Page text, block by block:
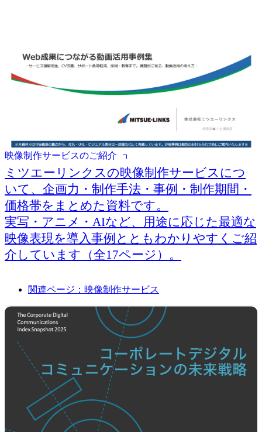
映像制作サービスのご紹介
ミツエーリンクスの映像制作サービスにつ
いて、企画力・制作手法・事例・制作期間・
価格帯をまとめた資料です。
実写・アニメ・AIなど、用途に応じた最適な
映像表現を導入事例とともわかりやすくご紹
介しています（全17ページ）。
関連ページ：映像制作サービス